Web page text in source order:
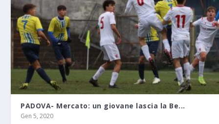
PADOVA- Mercato: un giovane lascia la Be...
Gen 5, 2020